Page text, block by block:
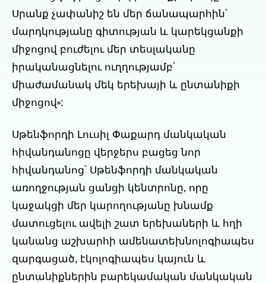
Սրանք չափանիշ են մեր ճանապարհին՝
մարդկությանը գիտության և կարեկցանքի
միջոցով բուժելու մեր տեսլականը
իրականացնելու ուղղությամբ՝
միաժամանակ մեկ երեխայի և ընտանիքի
միջոցով»:
Սթենֆորդի Լուսիլ Փաքարդ մանկական
հիվանդանոցը վերջերս բացեց նոր
հիվանդանոց՝ Սթենֆորդի մանկական
առողջության ցանցի կենտրոնը, որը
կաջակցի մեր կարողությանը խնամք
մատուցելու ավելի շատ երեխաների և հղի
կանանց աշխարհի ամենատեխնոլոգիապես
զարգացած, էկոլոգիապես կայուն և
ընտանիքներին բարեկամական մանկական